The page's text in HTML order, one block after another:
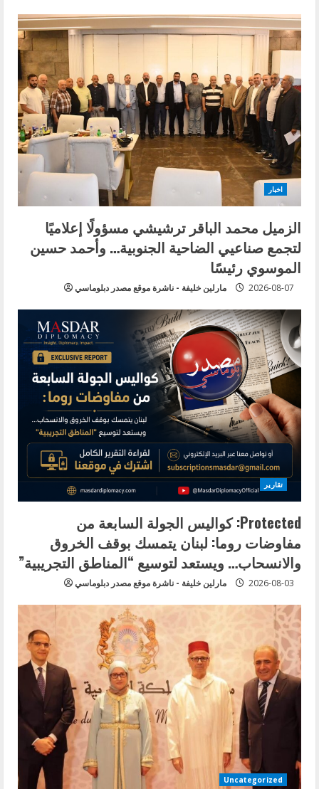
اخبار
الزميل محمد الباقر ترشيشي مسؤولًا إعلاميًا
لتجمع صناعيي الضاحية الجنوبية… وأحمد حسين
الموسوي رئيسًا
مارلين خليفة - ناشرة موقع مصدر دبلوماسي 2026-08-07
تقارير
Protected: كواليس الجولة السابعة من
مفاوضات روما: لبنان يتمسك بوقف الخروق
والانسحاب… ويستعد لتوسيع “المناطق التجريبية”
مارلين خليفة - ناشرة موقع مصدر دبلوماسي 2026-08-03
Uncategorized